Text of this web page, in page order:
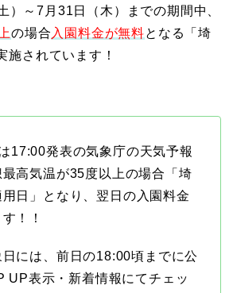
）～7月31日（木）までの期間中、
の場合入園料金が無料となる「埼
施されています！
17:00発表の気象庁の天気予報
最高気温が35度以上の場合「埼
日」となり、翌日の入園料金
！！
には、前日の18:00頃までに公
UP表示・新着情報にてチェッ